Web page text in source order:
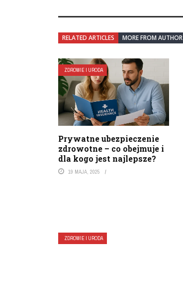
RELATED ARTICLES MORE FROM AUTHOR
ZDROWIE I URODA
Prywatne ubezpieczenie
zdrowotne – co obejmuje i
dla kogo jest najlepsze?
19 MAJA, 2025
ZDROWIE I URODA